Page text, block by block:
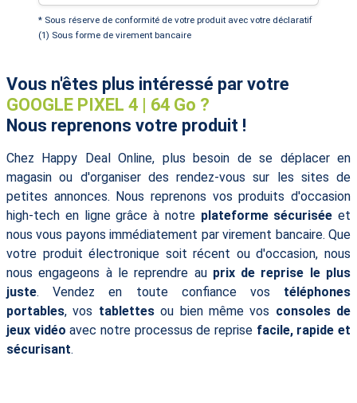
* Sous réserve de conformité de votre produit avec votre déclaratif
(1) Sous forme de virement bancaire
Vous n'êtes plus intéressé par votre
GOOGLE PIXEL 4 | 64 Go ?
Nous reprenons votre produit !
Chez Happy Deal Online, plus besoin de se déplacer en
magasin ou d'organiser des rendez-vous sur les sites de
petites annonces. Nous reprenons vos produits d'occasion
high-tech en ligne grâce à notre plateforme sécurisée et
nous vous payons immédiatement par virement bancaire. Que
votre produit électronique soit récent ou d'occasion, nous
nous engageons à le reprendre au prix de reprise le plus
juste. Vendez en toute confiance vos téléphones
portables, vos tablettesou bien même vos consoles de
jeux vidéo avec notre processus de reprise facile, rapide et
sécurisant.